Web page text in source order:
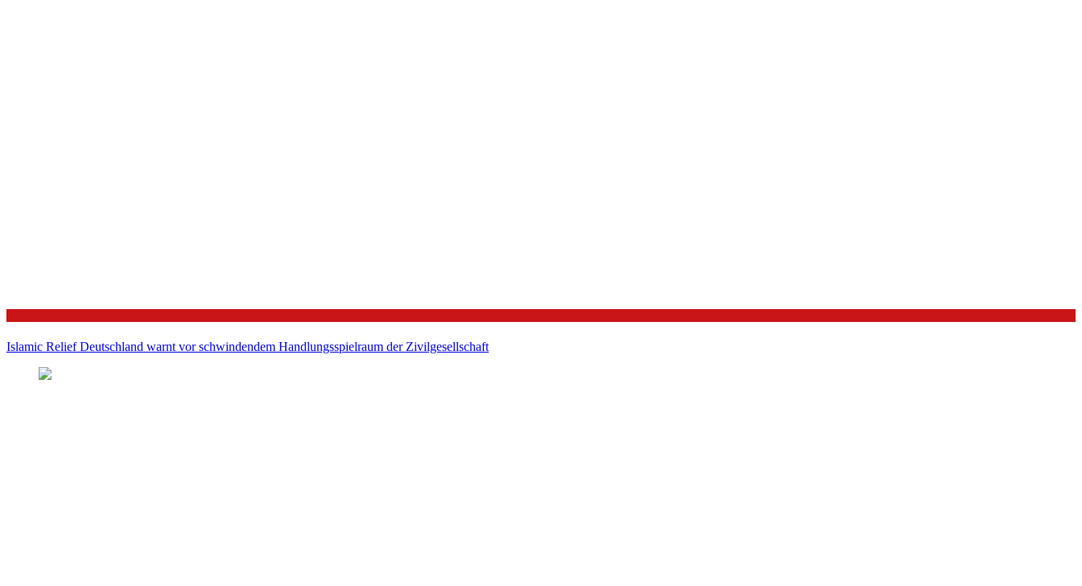
Islamic Relief Deutschland warnt vor schwindendem Handlungsspielraum der Zivilgesellschaft